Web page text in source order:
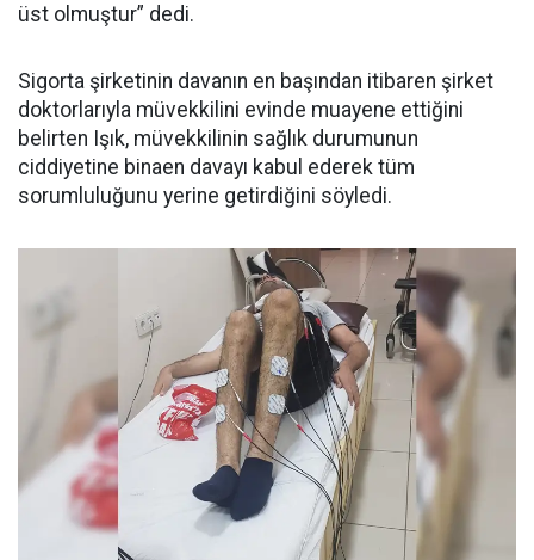
üst olmuştur” dedi.
Sigorta şirketinin davanın en başından itibaren şirket
doktorlarıyla müvekkilini evinde muayene ettiğini
belirten Işık, müvekkilinin sağlık durumunun
ciddiyetine binaen davayı kabul ederek tüm
sorumluluğunu yerine getirdiğini söyledi.